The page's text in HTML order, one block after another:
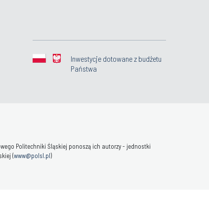
Inwestycje dotowane z budżetu
Państwa
Politechniki Śląskiej ponoszą ich autorzy - jednostki
(www@polsl.pl)